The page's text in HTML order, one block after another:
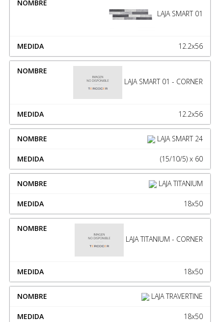
LAJA SMART 01
12.2x56
LAJA SMART 01 - CORNER
12.2x56
LAJA SMART 24
(15/10/5) x 60
LAJA TITANIUM
18x50
LAJA TITANIUM - CORNER
18x50
LAJA TRAVERTINE
18x50